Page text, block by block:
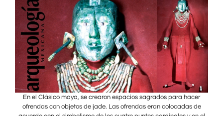
En el Clásico maya, se crearon espacios sagrados para hacer
ofrendas con objetos de jade. Las ofrendas eran colocadas de